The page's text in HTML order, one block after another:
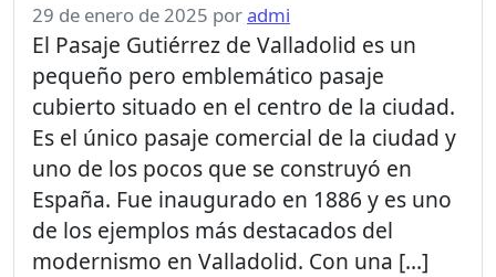
29 de enero de 2025 poradmi
El Pasaje Gutiérrez de Valladolid es un
pequeño pero emblemático pasaje
cubierto situado en el centro de la ciudad.
Es el único pasaje comercial de la ciudad y
uno de los pocos que se construyó en
España. Fue inaugurado en 1886 y es uno
de los ejemplos más destacados del
modernismo en Valladolid. Con una […]